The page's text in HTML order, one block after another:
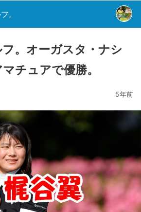
。
。オーガスタ・ナシ
チュアで優勝。
5年前